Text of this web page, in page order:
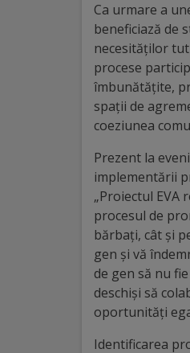
titlului
„Merite
pentru
Ungheni”
Diplome
Excelență
Ungheniul
turistic
Ca urmare a
beneficiază de
necesităților
procese
îmbunătățite,
spații de
coeziunea
Prezent la
implementării
„Proiectul
procesul de
bărbați, cât și
gen și vă
de gen să nu
deschiși să
oportunități
Identificarea